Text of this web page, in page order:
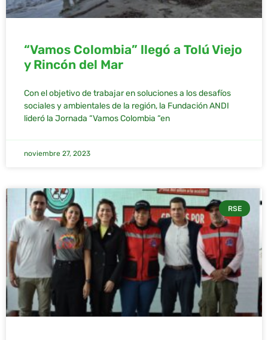
“Vamos Colombia” llegó a Tolú Viejo
y Rincón del Mar
Con el objetivo de trabajar en soluciones a los desafíos
sociales y ambientales de la región, la Fundación ANDI
lideró la Jornada “Vamos Colombia “en
noviembre 27, 2023
RSE